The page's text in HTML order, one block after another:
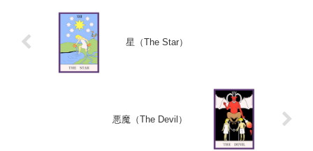
星（The Star）
悪魔（The Devil）